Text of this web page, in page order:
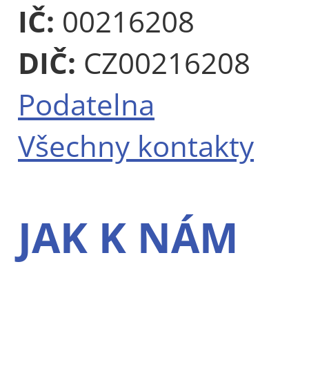
IČ: 00216208
DIČ: CZ00216208
Podatelna
Všechny kontakty
JAK K NÁM